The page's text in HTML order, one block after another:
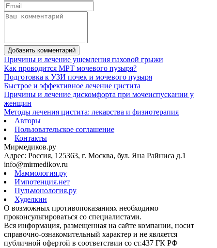
Добавить комментарий
Причины и лечение ущемления паховой грыжи
Как проводится МРТ мочевого пузыря?
Подготовка к УЗИ почек и мочевого пузыря
Быстрое и эффективное лечение цистита
Причины и лечение дискомфорта при мочеиспускании у
женщин
Методы лечения цистита: лекарства и физиотерапия
Авторы
Пользовательское соглашение
Контакты
Мирмедиков.ру
Адрес: Россия, 125363, г. Москва, бул. Яна Райниса д.1
info@mirmedikov.ru
Маммология.ру
Импотенция.нет
Пульмонология.ру
Худелкин
О возможных противопоказаниях необходимо
проконсультироваться со специалистами.
Вся информация, размещенная на сайте компании, носит
справочно-ознакомительный характер и не является
публичной офертой в соответствии со ст.437 ГК РФ